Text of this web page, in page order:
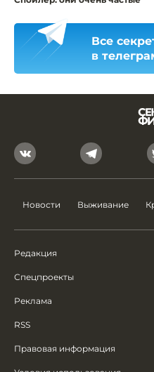
Все
в
Новости Выживание
Редакция
Спецпроекты
Реклама
RSS
Правовая информация